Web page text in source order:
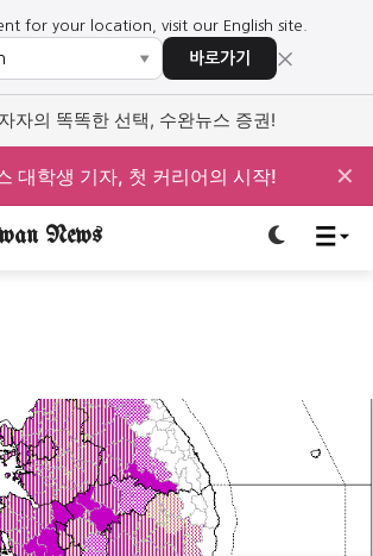
사회 교육
가기 : 청소년· 청년
럼
사회 교육
가기 : 청소년· 청년
럼
for your location, visit our English site.
▼ 바로가기 ×
자의 똑똑한 선택, 수완뉴스 증권!
대학생 기자, 첫 커리어의 시작! ✕
News